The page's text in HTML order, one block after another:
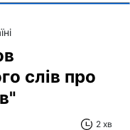
слів про
2 хв